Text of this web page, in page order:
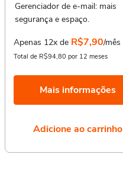
Gerenciador de e-mail: mais
segurança e espaço.
Apenas 12x de R$7,90/mês
Total de R$94,80 por 12 meses
Mais informações
Adicione ao carrinho